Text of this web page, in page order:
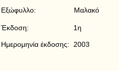
Μαλακό
1η
2003
Εξώφυλλο:
Έκδοση:
Ημερομηνία έκδοσης: